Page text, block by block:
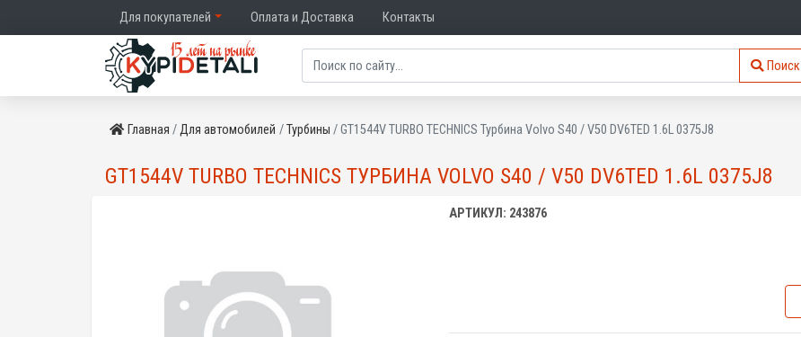
Для покупателей Оплата и Доставка Контакты
Поиск
Главная Для автомобилей Турбины GT1544V TURBO TECHNICS Турбина Volvo S40 / V50 DV6TED 1.6L 0375J8
GT1544V TURBO TECHNICS ТУРБИНА VOLVO S40 / V50 DV6TED 1.6L 0375J8
АРТИКУЛ: 243876